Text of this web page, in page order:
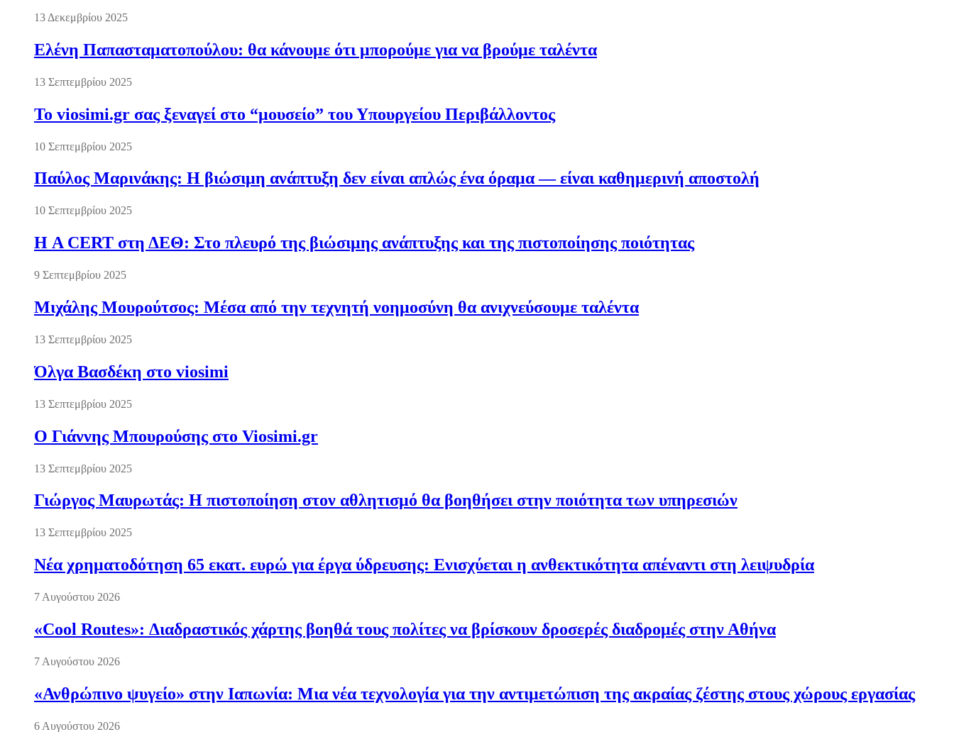
13 Δεκεμβρίου 2025
Ελένη Παπασταματοπούλου: θα κάνουμε ότι μπορούμε για να βρούμε ταλέντα
13 Σεπτεμβρίου 2025
Το viosimi.gr σας ξεναγεί στο “μουσείο” του Υπουργείου Περιβάλλοντος
10 Σεπτεμβρίου 2025
Παύλος Μαρινάκης: Η βιώσιμη ανάπτυξη δεν είναι απλώς ένα όραμα — είναι καθημερινή αποστολή
10 Σεπτεμβρίου 2025
Η A CERT στη ΔΕΘ: Στο πλευρό της βιώσιμης ανάπτυξης και της πιστοποίησης ποιότητας
9 Σεπτεμβρίου 2025
Μιχάλης Μουρούτσος: Μέσα από την τεχνητή νοημοσύνη θα ανιχνεύσουμε ταλέντα
13 Σεπτεμβρίου 2025
Όλγα Βασδέκη στο viosimi
13 Σεπτεμβρίου 2025
Ο Γιάννης Μπουρούσης στο Viosimi.gr
13 Σεπτεμβρίου 2025
Γιώργος Μαυρωτάς: Η πιστοποίηση στον αθλητισμό θα βοηθήσει στην ποιότητα των υπηρεσιών
13 Σεπτεμβρίου 2025
Νέα χρηματοδότηση 65 εκατ. ευρώ για έργα ύδρευσης: Ενισχύεται η ανθεκτικότητα απέναντι στη λειψυδρία
7 Αυγούστου 2026
«Cool Routes»: Διαδραστικός χάρτης βοηθά τους πολίτες να βρίσκουν δροσερές διαδρομές στην Αθήνα
7 Αυγούστου 2026
«Ανθρώπινο ψυγείο» στην Ιαπωνία: Μια νέα τεχνολογία για την αντιμετώπιση της ακραίας ζέστης στους χώρους εργασίας
6 Αυγούστου 2026